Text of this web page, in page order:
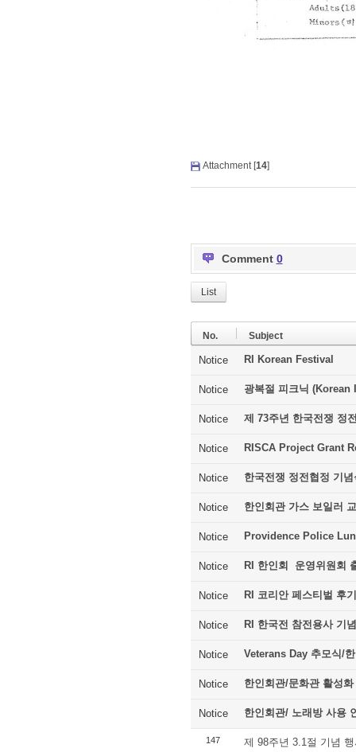
Attachment [14]
Comment 0
List
No. Subject
Notice RI Korean Festival
Notice 광복절 피크닉
Notice 제 73주년 한국전쟁 정
Notice RISCA Project Grant
Notice 한국전쟁 정전협정 기념
Notice 한인회관 가스 보일러
Notice Providence Police
Notice RI 한인회 운영위원회
Notice RI 코리안 페스티벌 후기
Notice RI 한국전 참전용사 기
Notice Veterans Day 추모식/
Notice 한인회관/문화관 활성화
Notice 한인회관/ 노래방 사용
147 제 98주년 3.1절 기념